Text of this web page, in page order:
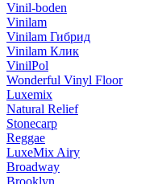
Vinil-boden
Vinilam
Vinilam Гибрид
Vinilam Клик
VinilPol
Wonderful Vinyl Floor
Luxemix
Natural Relief
Stonecarp
Reggae
LuxeMix Airy
Broadway
Brooklyn